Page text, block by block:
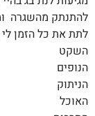
להתנתק מהשגרה
לתת את כל הזמן
השקט
הנופים
הניתוק
האוכל